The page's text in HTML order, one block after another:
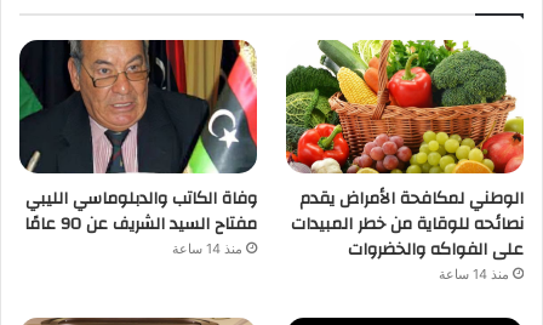
الوطني لمكافحة الأمراض يقدم
نصائحه للوقاية من خطر المبيدات
على الفواكه والخضروات
منذ 14 ساعة
وفاة الكاتب والدبلوماسي الليبي
مفتاح السيد الشريف عن 90 عامًا
منذ 14 ساعة